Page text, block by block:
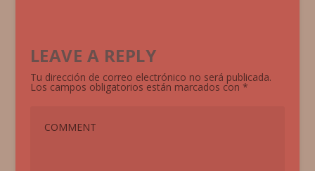
LEAVE A REPLY
Tu dirección de correo electrónico no será publicada.
Los campos obligatorios están marcados con *